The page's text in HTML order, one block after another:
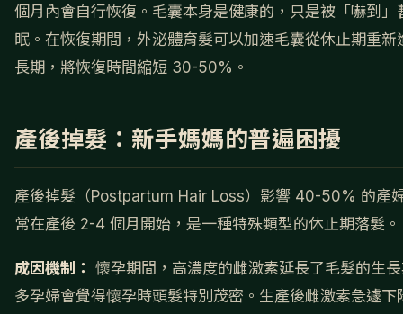
個月內會自行恢復。毛囊本身是健康的，只是被「嚇到」
眠。在恢復期間，外泌體育髮可以加速毛囊從休止期重新
長期，將恢復時間縮短 30-50%。
產後掉髮：新手媽媽的普遍困擾
產後掉髮（Postpartum Hair Loss）影響 40-50% 的產
常在產後 2-4 個月開始，是一種特殊類型的休止期落髮。
成因機制： 懷孕期間，高濃度的雌激素延長了毛髮的生
多孕婦會覺得懷孕時頭髮特別茂密。生產後雌激素急遽下